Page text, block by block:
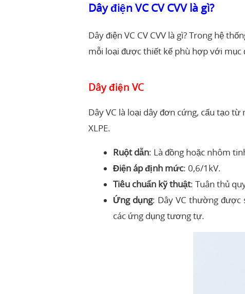
Dây điện VC CV CVV là gì?
Dây điện VC CV CVV là gì? Trong hệ
mỗi loại được thiết kế phù hợp với mục
Dây điện VC
Dây VC là loại dây đơn cứng, cấu tạo
XLPE.
Ruột dẫn: Là đồng hoặc nhôm
Điện áp định mức: 0,6/1kV.
Tiêu chuẩn kỹ thuật: Tuân thủ
Ứng dụng: Dây VC thường
các ứng dụng tương tự.